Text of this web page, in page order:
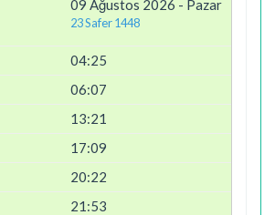
09 Ağustos 2026 - Pazar
23 Safer 1448
04:25
06:07
13:21
17:09
20:22
21:53